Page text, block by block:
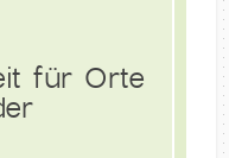
für Orte